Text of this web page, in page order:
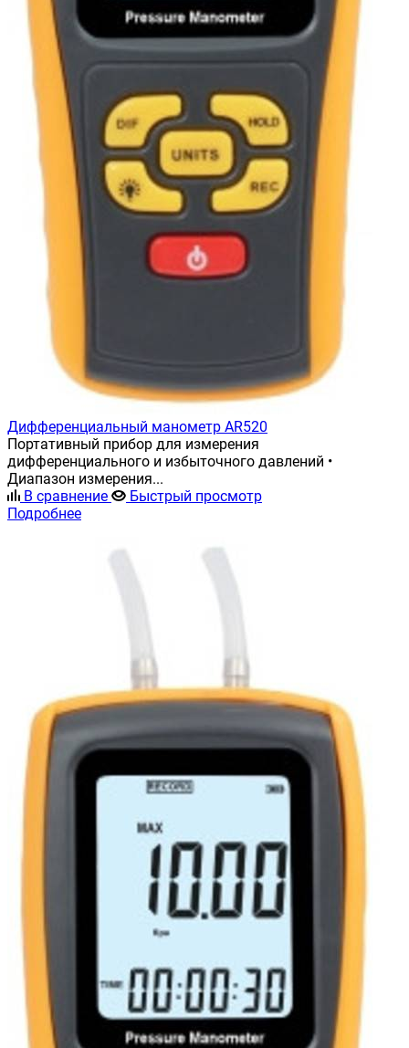
Дифференциальный манометр AR520
Портативный прибор для измерения
дифференциального и избыточного давлений •
Диапазон измерения...
В сравнение
Быстрый просмотр
Подробнее